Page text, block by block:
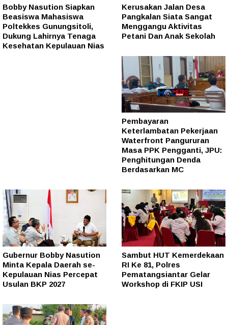
Bobby Nasution Siapkan
Beasiswa Mahasiswa
Poltekkes Gunungsitoli,
Dukung Lahirnya Tenaga
Kesehatan Kepulauan Nias
Kerusakan Jalan Desa
Pangkalan Siata Sangat
Menggangu Aktivitas
Petani Dan Anak Sekolah
Pembayaran
Keterlambatan Pekerjaan
Waterfront Pangururan
Masa PPK Pengganti, JPU:
Penghitungan Denda
Berdasarkan MC
Gubernur Bobby Nasution
Minta Kepala Daerah se-
Kepulauan Nias Percepat
Usulan BKP 2027
Sambut HUT Kemerdekaan
RI Ke 81, Polres
Pematangsiantar Gelar
Workshop di FKIP USI